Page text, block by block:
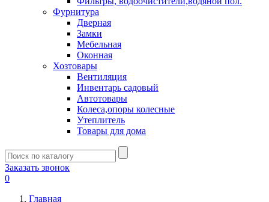
Фурнитура
Дверная
Замки
Мебельная
Оконная
Хозтовары
Вентиляция
Инвентарь садовый
Автотовары
Колеса,опоры колесные
Утеплитель
Товары для дома
Заказать звонок
0
Главная